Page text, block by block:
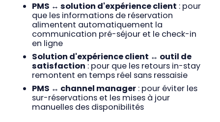
PMS ↔ solution d'expérience client : pour
que les informations de réservation
alimentent automatiquement la
communication pré-séjour et le check-in
en ligne
Solution d'expérience client ↔ outil de
satisfaction : pour que les retours in-stay
remontent en temps réel sans ressaisie
PMS ↔ channel manager : pour éviter les
sur-réservations et les mises à jour
manuelles des disponibilités